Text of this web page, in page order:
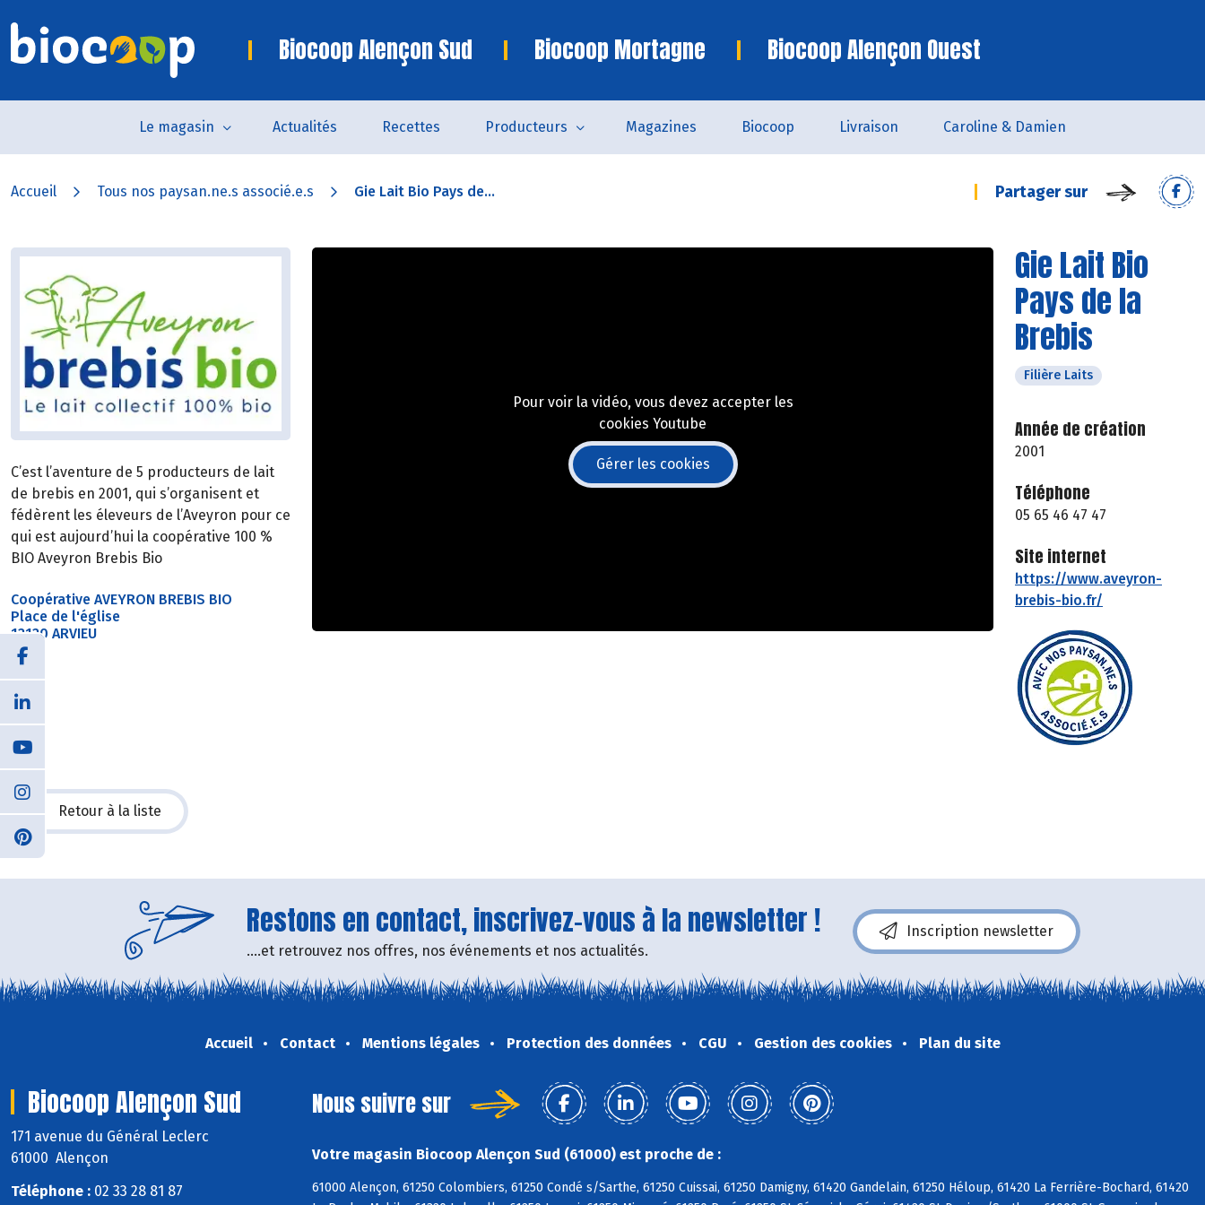
Biocoop Alençon Sud Biocoop Mortagne Biocoop Alençon Ouest
Le magasin Actualités Recettes Producteurs Magazines Biocoop Livraison Caroline & Damien
Accueil Tous nos paysan.ne.s associé.e.s Gie Lait Bio Pays de... Partager sur
Gie Lait Bio
Pays de la
Brebis
Filière Laits
Année de création
2001
Téléphone
05 65 46 47 47
Site internet
https://www.aveyron-
brebis-bio.fr/
C’est l’aventure de 5 producteurs de lait
de brebis en 2001, qui s’organisent et
fédèrent les éleveurs de l’Aveyron pour ce
qui est aujourd’hui la coopérative 100 %
BIO Aveyron Brebis Bio
Coopérative AVEYRON BREBIS BIO
Place de l'église
12120 ARVIEU
Pour voir la vidéo, vous devez accepter les
cookies Youtube
Gérer les cookies
Retour à la liste
Restons en contact, inscrivez-vous à la newsletter !
....et retrouvez nos offres, nos événements et nos actualités.
Inscription newsletter
Accueil Contact Mentions légales Protection des données CGU Gestion des cookies Plan du site
Biocoop Alençon Sud
171 avenue du Général Leclerc
61000 Alençon
Téléphone : 02 33 28 81 87
Nous suivre sur
Votre magasin Biocoop Alençon Sud (61000) est proche de :
61000 Alençon, 61250 Colombiers, 61250 Condé s/Sarthe, 61250 Cuissai, 61250 Damigny, 61420 Gandelain, 61250 Héloup, 61420 La Ferrière-Bochard, 61420